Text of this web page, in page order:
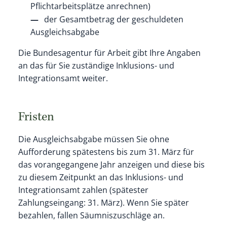
Pflichtarbeitsplätze anrechnen)
der Gesamtbetrag der geschuldeten
Ausgleichsabgabe
Die Bundesagentur für Arbeit gibt Ihre Angaben
an das für Sie zuständige Inklusions- und
Integrationsamt weiter.
Fristen
Die Ausgleichsabgabe müssen Sie ohne
Aufforderung spätestens bis zum 31. März für
das vorangegangene Jahr anzeigen und diese bis
zu diesem Zeitpunkt an das Inklusions- und
Integrationsamt zahlen (spätester
Zahlungseingang: 31. März). Wenn Sie später
bezahlen, fallen Säumniszuschläge an.